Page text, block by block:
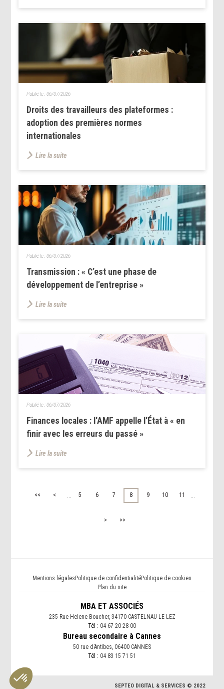
Droits des travailleurs des plateformes :
adoption des premières normes
internationales
Publié le :06/07/2026
Lire la suite
Transmission : « C’est une phase de
développement de l’entreprise »
Publié le :06/07/2026
Lire la suite
Finances locales : l'AMF appelle l'État à « en
finir avec les erreurs du passé »
Publié le :06/07/2026
Lire la suite
<< < 5 6 7 8 9 10 11
> >>
Mentions légalesPolitique de confidentialitéPolitique de cookies
Plan du site
MBA ET ASSOCIÉS
235 Rue Helene Boucher, 34170 CASTELNAU LE LEZ
Tél : 04 67 20 28 00
Bureau secondaire à Cannes
50 rue d’Antibes, 06400 CANNES
Tél : 04 83 15 71 51
SEPTEO DIGITAL & SERVICES © 2022